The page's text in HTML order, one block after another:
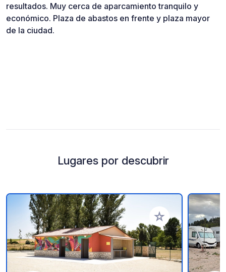
resultados. Muy cerca de aparcamiento tranquilo y
económico. Plaza de abastos en frente y plaza mayor
de la ciudad.
Lugares por descubrir
Añadir a tus